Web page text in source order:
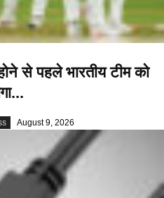
से पहले भारतीय टीम को
August 9, 2026